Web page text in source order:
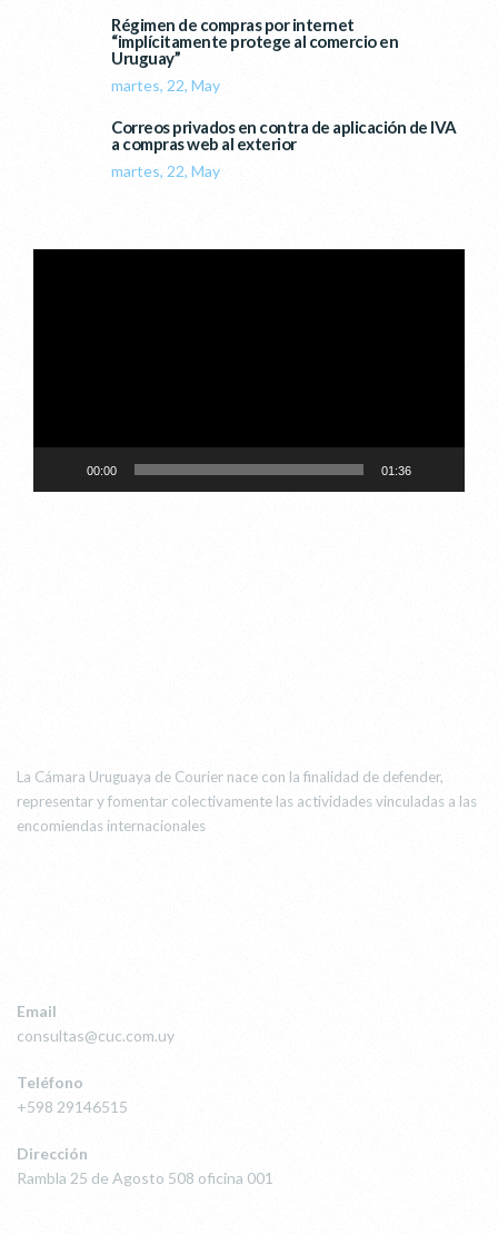
Régimen de compras por internet
“implícitamente protege al comercio en
Uruguay”
martes, 22, May
Correos privados en contra de aplicación de IVA
a compras web al exterior
martes, 22, May
00:00 01:36
La Cámara Uruguaya de Courier nace con la finalidad de defender,
representar y fomentar colectivamente las actividades vinculadas a las
encomiendas internacionales
Email
consultas@cuc.com.uy
Teléfono
+598 29146515
Dirección
Rambla 25 de Agosto 508 oficina 001